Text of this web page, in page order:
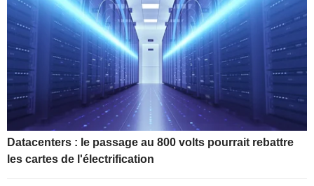
Datacenters : le passage au 800 volts pourrait rebattre
les cartes de l'électrification